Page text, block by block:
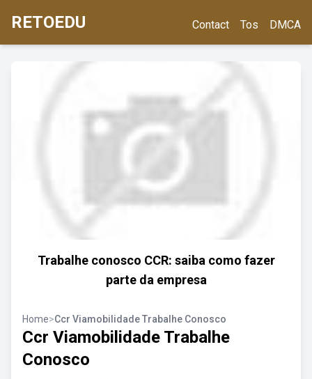
RETOEDU Contact Tos DMCA
Trabalhe conosco CCR: saiba como fazer
parte da empresa
Home>Ccr Viamobilidade Trabalhe Conosco
Ccr Viamobilidade Trabalhe
Conosco